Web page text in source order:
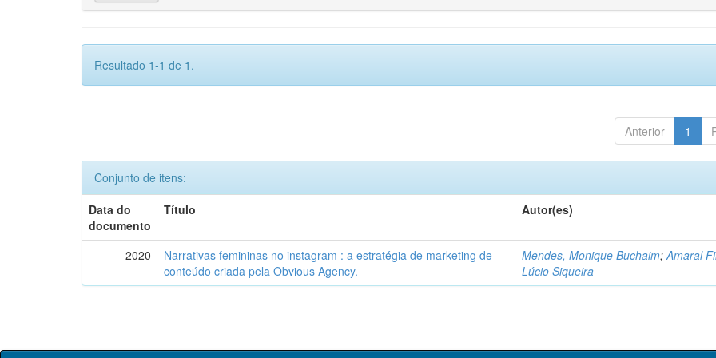
Resultado 1-1 de 1.
Anterior 1
Conjunto de itens:
Data do
documento
Título Autor(es)
2020
Narrativas femininas no instagram : a estratégia de marketing de
conteúdo criada pela Obvious Agency.
Mendes, Monique Buchaim;Amaral
Lúcio Siqueira